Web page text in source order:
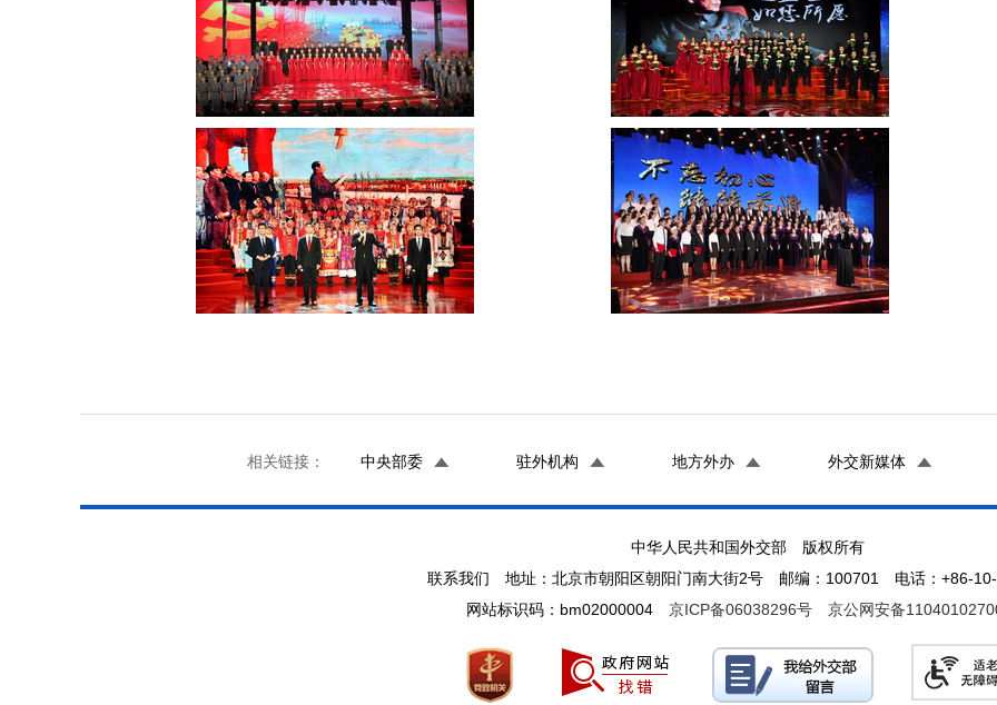
相关链接： 中央部委 驻外机构 地方外办 外交新媒体
中华人民共和国外交部 版权所有
联系我们 地址：北京市朝阳区朝阳门南大街2号 邮编：100701 电话：+86-
网站标识码：bm02000004 京ICP备06038296号 京公网安备